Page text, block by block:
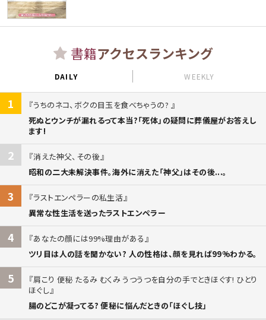
書籍アクセスランキング
DAILY WEEKLY
1
うちのネコ、ボクの目玉を食べちゃうの?
死ぬとウンチが漏れるって本当?「死体」の疑問に葬儀屋がお答えし
ます!
2
消えた神父、その後
昭和の二大未解決事件。海外に消えた「神父」はその後...。
3
ラストエンペラーの私生活
異常な性生活を送ったラストエンペラー
4
あなたの顔には99%理由がある
ツリ目は人の話を聞かない? 人の性格は、顔を見れば99%わかる。
5
肩こり 便秘 たるみ むくみ うつうつを自分の手でときほぐす! ひとり
ほぐし
腸のどこが凝ってる? 便秘に悩んだときの「ほぐし技」